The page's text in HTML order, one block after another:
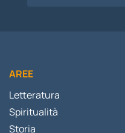
AREE
Letteratura
Spiritualità
Storia